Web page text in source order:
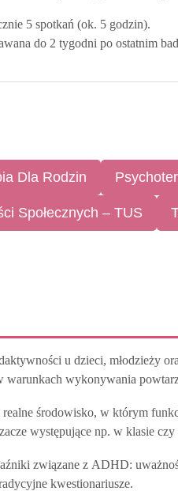
5 spotkań (ok. 5 godzin).
do 2 tygodni po ostatnim
Dla Rodzin
Społecznych – TUS
u dzieci, młodzieży
warunkach wykonywania
środowisko, w którym
występujące np. w klasie czy
związane z ADHD:
kwestionariusze.